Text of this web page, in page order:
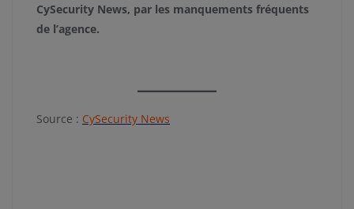
CySecurity News, par les manquements fréquents
de l’agence.
Source : CySecurity News